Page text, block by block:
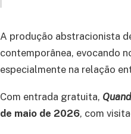
A produção abstracionista
contemporânea, evocando
especialmente na relação
Com entrada gratuita,
de maio de 2026, com